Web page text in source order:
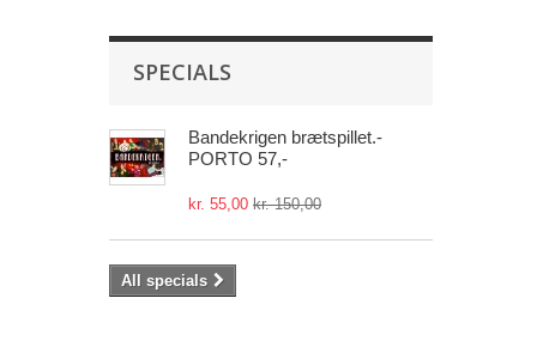
SPECIALS
Bandekrigen brætspillet.-
PORTO 57,-
kr. 55,00 kr. 150,00
All specials